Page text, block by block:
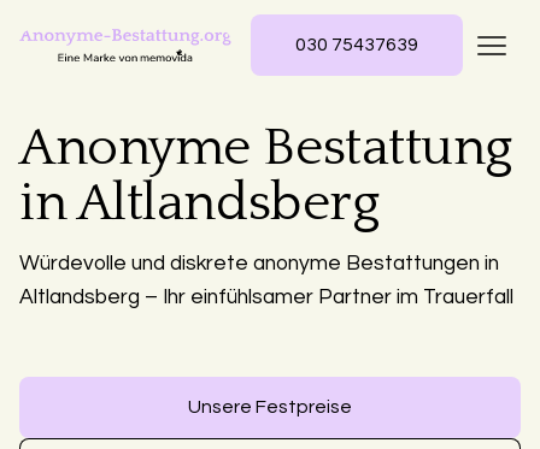
030 75437639
Anonyme Bestattung
in Altlandsberg
Würdevolle und diskrete anonyme Bestattungen in
Altlandsberg – Ihr einfühlsamer Partner im Trauerfall
Unsere Festpreise